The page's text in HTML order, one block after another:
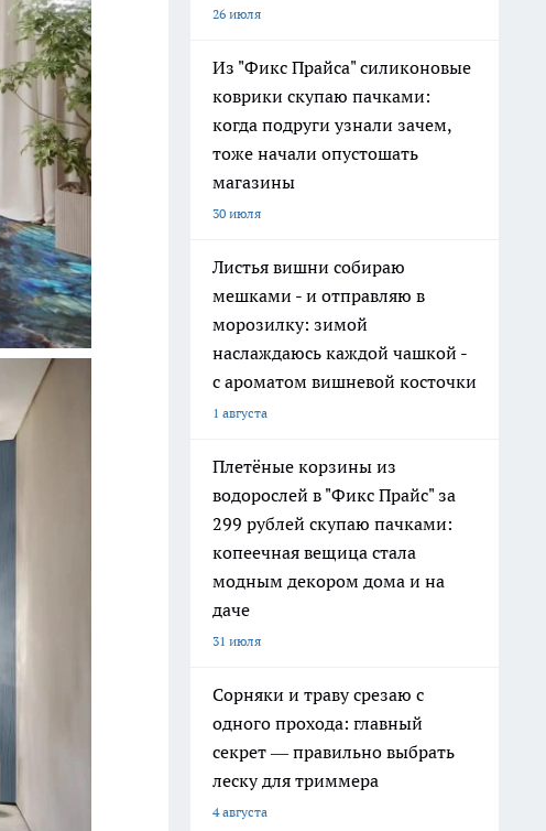
26 июля
Из "Фикс Прайса" силиконовые
коврики скупаю пачками:
когда подруги узнали зачем,
тоже начали опустошать
магазины
30 июля
Листья вишни собираю
мешками - и отправляю в
морозилку: зимой
наслаждаюсь каждой чашкой -
с ароматом вишневой косточки
1 августа
Плетёные корзины из
водорослей в "Фикс Прайс" за
299 рублей скупаю пачками:
копеечная вещица стала
модным декором дома и на
даче
31 июля
Сорняки и траву срезаю с
одного прохода: главный
секрет — правильно выбрать
леску для триммера
4 августа